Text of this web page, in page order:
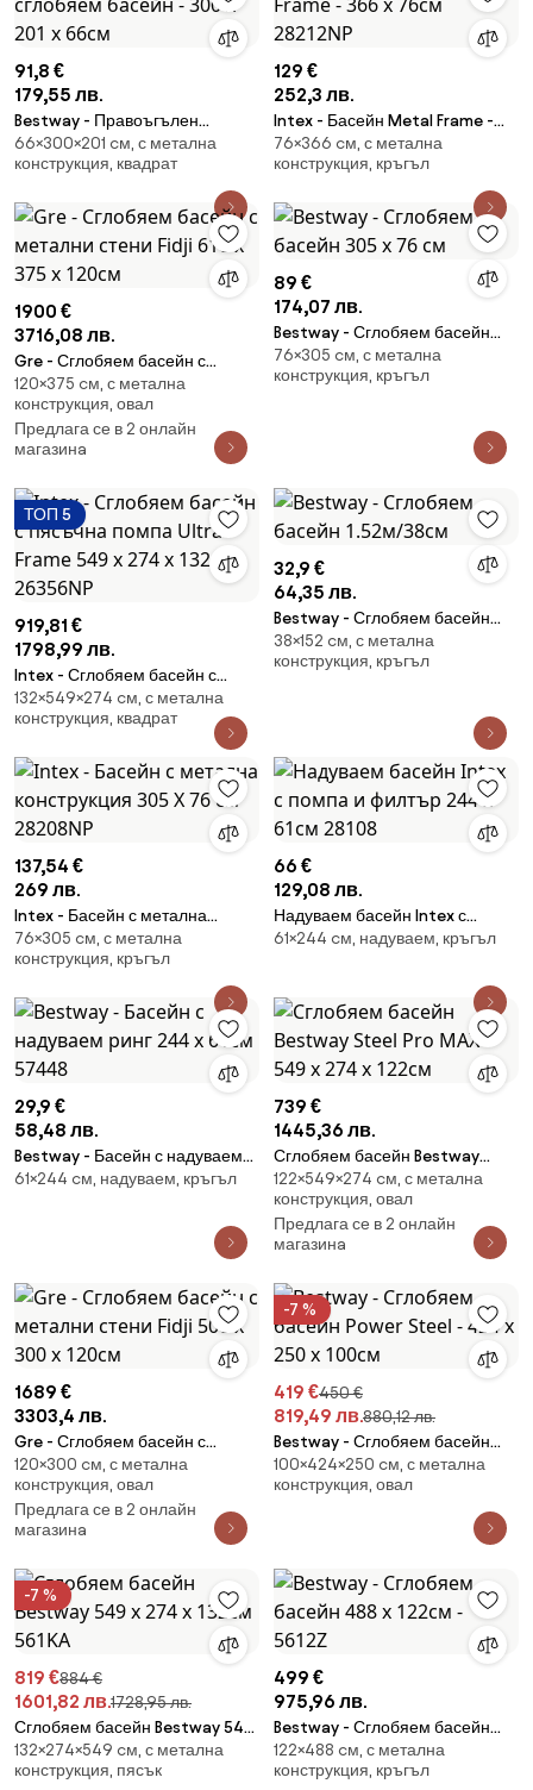
91,8 €
179,55 лв.
Bestway - Правоъгълен
сглобяем басейн - 300 х 201 х
66см
66×300×201 cм, с метална
конструкция, квадрат
129 €
252,3 лв.
Intex - Басейн Metal Frame -
366 x 76см 28212NP
76×366 cм, с метална
конструкция, кръгъл
1900 €
3716,08 лв.
Gre - Сглобяем басейн с
метални стени Fidji 610 x 375 x
120см
120×375 cм, с метална
конструкция, овал
Предлага се в 2 онлайн
магазинa
89 €
174,07 лв.
Bestway - Сглобяем басейн
305 х 76 см
76×305 cм, с метална
конструкция, кръгъл
ТОП 5
919,81 €
1798,99 лв.
Intex - Сглобяем басейн с
пясъчна помпа Ultra Frame 549
х 274 х 132 см 26356NP
132×549×274 cм, с метална
конструкция, квадрат
32,9 €
64,35 лв.
Bestway - Сглобяем басейн
1.52м/38см
38×152 cм, с метална
конструкция, кръгъл
137,54 €
269 лв.
Intex - Басейн с метална
конструкция 305 Х 76 см
28208NP
76×305 cм, с метална
конструкция, кръгъл
66 €
129,08 лв.
Надуваем басейн Intex с
помпа и филтър 244 х 61см
61×244 cм, надуваем, кръгъл
29,9 €
58,48 лв.
Bestway - Басейн с надуваем
ринг 244 x 61см 57448
61×244 cм, надуваем, кръгъл
739 €
1445,36 лв.
Сглобяем басейн Bestway
Steel Pro MAX™ 549 x 274 x
122см
122×549×274 cм, с метална
конструкция, овал
Предлага се в 2 онлайн
магазинa
1689 €
3303,4 лв.
Gre - Сглобяем басейн с
метални стени Fidji 500 x 300 x
120см
120×300 cм, с метална
конструкция, овал
Предлага се в 2 онлайн
магазинa
-7 %
419 €450 €
819,49 лв.880,12 лв.
Bestway - Сглобяем басейн
Power Steel - 424 x 250 x 100см
100×424×250 cм, с метална
конструкция, овал
-7 %
819 €884 €
1601,82 лв.1728,95 лв.
Сглобяем басейн Bestway 549
х 274 х 132см 561KA
132×274×549 cм, с метална
конструкция, пясък
499 €
975,96 лв.
Bestway - Сглобяем басейн
488 х 122см - 5612Z
122×488 cм, с метална
конструкция, кръгъл